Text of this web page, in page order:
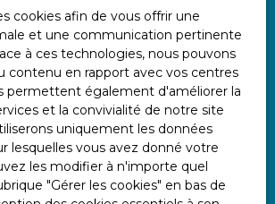
cookies afin de vous offrir une
et une communication pertinente
à ces technologies, nous pouvons
contenu en rapport avec vos centres
permettent également d'améliorer la
et la convivialité de notre site
uniquement les données
lesquelles vous avez donné votre
les modifier à n'importe quel
″Gérer les cookies″ en bas de